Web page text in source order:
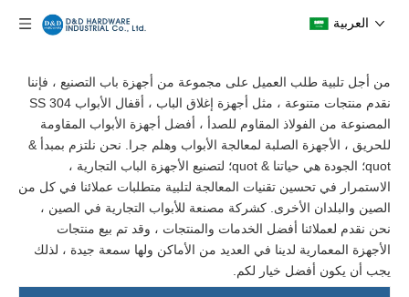
العربية
من أجل تلبية طلب العميل على مجموعة من أجهزة باب التصنيع ، فإننا
نقدم منتجات متنوعة ، مثل أجهزة إغلاق الباب ، أقفال الأبواب SS 304
المصنوعة من الفولاذ المقاوم للصدأ ، أفضل أجهزة الأبواب المقاومة
للحريق ، الأجهزة الصلبة لمعالجة الأبواب وهلم جرا. نحن نلتزم بمبدأ &
quot؛ الجودة هي حياتنا & quot؛ لتصنيع الأجهزة الباب التجارية ،
الاستمرار في تحسين تقنيات المعالجة لتلبية متطلبات عملائنا في كل من
الصين والبلدان الأخرى. كشركة مصنعة للأبواب التجارية في الصين ،
نحن نقدم لعملائنا أفضل الخدمات والمنتجات ، وقد تم بيع منتجات
الأجهزة المعمارية لدينا في العديد من الأماكن ولها سمعة جيدة ، لذلك
يجب أن يكون أفضل خيار لكم.